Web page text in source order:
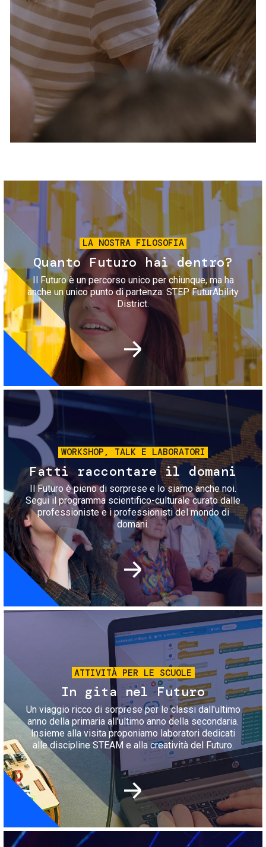
Servizi e accessibilità
Contatti
FAQ
Biglietti
Immagine
LA NOSTRA FILOSOFIA
Quanto Futuro hai dentro?
Il Futuro è un percorso unico per chiunque, ma ha
anche un unico punto di partenza: STEP FuturAbility
District.
Immagine
WORKSHOP, TALK E LABORATORI
Fatti raccontare il domani
Il Futuro è pieno di sorprese e lo siamo anche noi.
Segui il programma scientifico-culturale curato dalle
professioniste e i professionisti del mondo di
domani.
Immagine
ATTIVITÀ PER LE SCUOLE
In gita nel Futuro
Un viaggio ricco di sorprese per le classi dall'ultimo
anno della primaria all'ultimo anno della secondaria.
Insieme alla visita proponiamo laboratori dedicati
alle discipline STEAM e alla creatività del Futuro.
Immagine